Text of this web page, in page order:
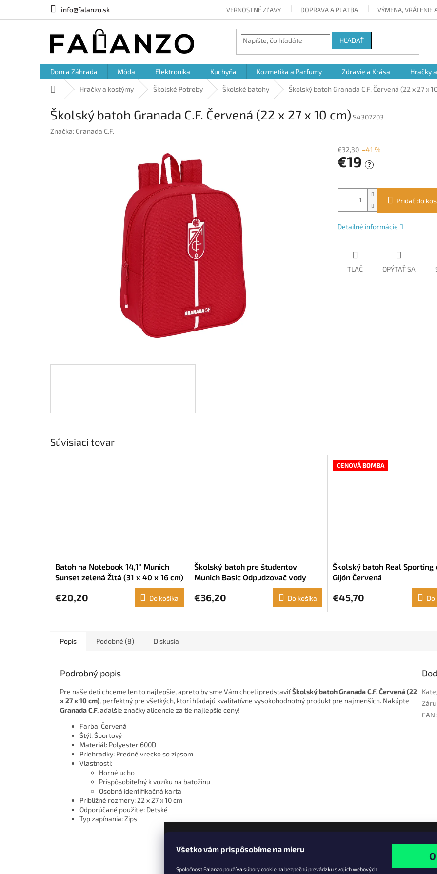
Všetko vám prispôsobíme na mieru
Spoločnosť Falanzo používa súbory cookie na bezpečnú prevádzku svojich webových
info@falanzo.sk VERNOSTNÉ ZĽAVY DOPRAVA A PLATBA VÝMENA, VRÁTENIE
HĽADAŤ
Dom a Záhrada Móda Elektronika Kuchyňa Kozmetika a Parfumy Zdravie a Krása Hračky
DomovHračky a kostýmy Školské Potreby Školské batohy Školský batoh Granada C.F. Červená (22 x 27 x
Školský batoh Granada C.F. Červená (22 x 27 x 10 cm) S4307203
Značka: Granada C.F.
€32,30 –41 %
€19 ?
cena:
Pridať do
Detailné informácie
TLAČ OPÝTAŤ SA
Súvisiaci tovar
Batoh na Notebook 14,1" Munich
Sunset zelená Žltá (31 x 40 x 16 cm)
€20,20 Do košíka
Školský batoh pre študentov
Munich Basic Odpudzovač vody
Ružová (33 x 42 x 15 cm)
€36,20 Do košíka
CENOVÁ BOMBA
Školský batoh Real Sporting
Gijón Červená
€45,70 Do
Popis Podobné (8) Diskusia
Podrobný popis
Pre naše deti chceme len to najlepšie, apreto by sme Vám chceli predstaviťŠkolský batoh Granada C.F. Červená (22
x 27 x 10 cm), perfektný pre všetkých, ktorí hľadajú kvalitatívne vysokohodnotný produkt pre najmenších. Nakúpte
Granada C.F.aďalšie značky alicencie za tie najlepšie ceny!
Farba: Červená
Štýl: Športový
Materiál: Polyester 600D
Priehradky: Predné vrecko so zipsom
Vlastnosti:
Horné ucho
Prispôsobiteľný k vozíku na batožinu
Osobná identifikačná karta
Približné rozmery: 22 x 27 x 10 cm
Odporúčané použitie: Detské
Typ zapínania: Zips
EAN: